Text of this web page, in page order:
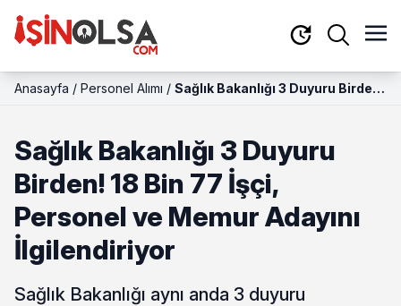
Anasayfa / Personel Alımı / Sağlık Bakanlığı 3 Duyuru Birden!
Sağlık Bakanlığı 3 Duyuru
Birden! 18 Bin 77 İşçi,
Personel ve Memur Adayını
İlgilendiriyor
Sağlık Bakanlığı aynı anda 3 duyuru